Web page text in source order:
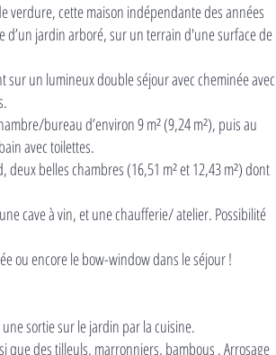
verdure, cette maison indépendante des années
d’un jardin arboré, sur un terrain d'une surface de
sur un lumineux double séjour avec cheminée avec
bureau d’environ 9 m² (9,24 m²), puis au
avec toilettes.
belles chambres (16,51 m² et 12,43 m²) dont
cave à vin, et une chaufferie/ atelier. Possibilité
ou encore le bow-window dans le séjour !
sortie sur le jardin par la cuisine.
que des tilleuls, marronniers, bambous . Arrosage